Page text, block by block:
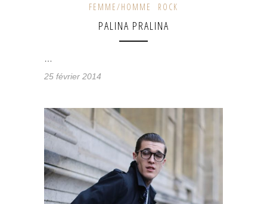
FEMME/HOMME ROCK
PALINA PRALINA
25 février 2014